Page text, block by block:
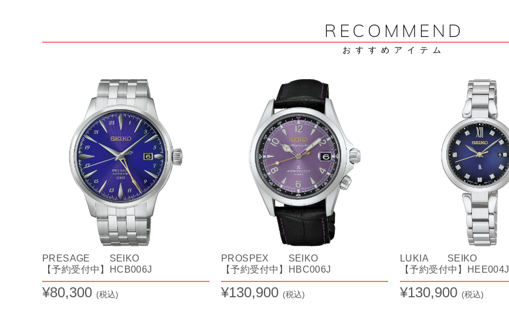
RECOMMEND
おすすめアイテム
PRESAGE SEIKO
【予約受付中】HCB006J
¥80,300 (税込)
PROSPEX SEIKO
【予約受付中】HBC006J
¥130,900 (税込)
LUKIA SEIKO
【予約受付中】HEE004J
¥130,900 (税込)